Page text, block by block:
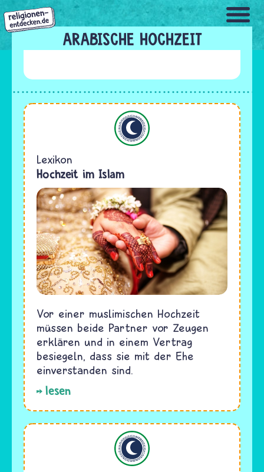
Direkt
zum
Inhalt
ARABISCHE HOCHZEIT
Lexikon
Hochzeit im Islam
Vor einer muslimischen Hochzeit
müssen beide Partner vor Zeugen
erklären und in einem Vertrag
besiegeln, dass sie mit der Ehe
einverstanden sind.
lesen